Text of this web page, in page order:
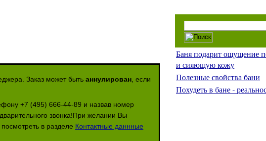
Заказ может быть аннулирован, если
+7 (495) 666-44-89 и назвав номер
звонка!При желании Вы
в разделе Контактные даннные
Баня подарит ощущение
и сияющую кожу
Полезные свойства бани
Похудеть в бане -